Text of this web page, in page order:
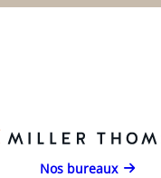
Nos bureaux